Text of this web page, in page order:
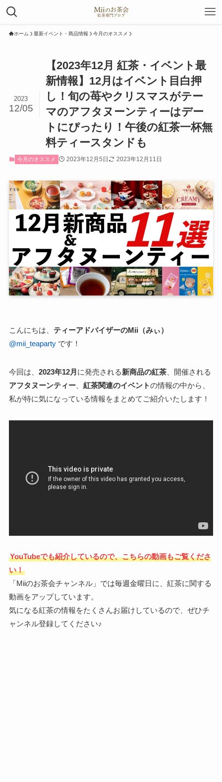
ホーム 最新イベント・商品情報 今月のオススメ
【2023年12月 紅茶・イベント最
新情報】12月はイベント目白押
し！旬の苺やクリスマスがテー
マのアフタヌーンティーはデー
トにぴったり！午後の紅茶一杯無
料ティースタンドも
2023
12/05
今月のオススメ 2023年12月5日 2023年12月11日
こんにちは、 ティーアドバイザーのMii（みぃ）
@mii_teapartyです！
今回は、 2023年12月 に発売される新商品の紅茶、開催される
アフタヌーンティー、 紅茶関連のイベントの情報の中から、
私が特に気になっている情報をまとめてご紹介いたします！
YouTubeでも紹介しているので、こちらの動画もご覧くださ
い！
「Miiのお茶会チャンネル」では毎週金曜日に、紅茶に関する
動画をアップしています。
気になる紅茶の情報をたくさんお届けしているので、ぜひチ
ャンネル登録してください♪